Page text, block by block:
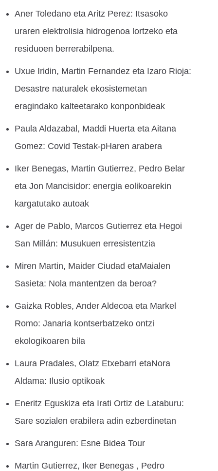
Aner Toledano eta Aritz Perez: Itsasoko
uraren elektrolisia hidrogenoa lortzeko eta
residuoen berrerabilpena.
Uxue Iridin, Martin Fernandez eta Izaro Rioja:
Desastre naturalek ekosistemetan
eragindako kalteetarako konponbideak
Paula Aldazabal, Maddi Huerta eta Aitana
Gomez: Covid Testak-pHaren arabera
Iker Benegas, Martin Gutierrez, Pedro Belar
eta Jon Mancisidor: energia eolikoarekin
kargatutako autoak
Ager de Pablo, Marcos Gutierrez eta Hegoi
San Millán: Musukuen erresistentzia
Miren Martin, Maider Ciudad etaMaialen
Sasieta: Nola mantentzen da beroa?
Gaizka Robles, Ander Aldecoa eta Markel
Romo: Janaria kontserbatzeko ontzi
ekologikoaren bila
Laura Pradales, Olatz Etxebarri etaNora
Aldama: Ilusio optikoak
Eneritz Eguskiza eta Irati Ortiz de Lataburu:
Sare sozialen erabilera adin ezberdinetan
Sara Aranguren: Esne Bidea Tour
Martin Gutierrez, Iker Benegas , Pedro